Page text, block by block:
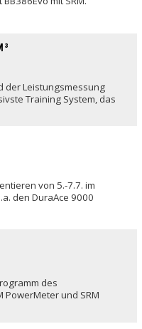
der Leistungsmessung
Training System, das
von 5.-7.7. im
den DuraAce 9000
des
PowerMeter und SRM